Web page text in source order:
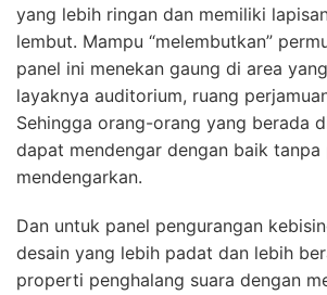
yang lebih ringan dan memiliki
lembut. Mampu “melembutkan”
panel ini menekan gaung di area
layaknya auditorium, ruang
Sehingga orang-orang yang berada
dapat mendengar dengan baik tanpa
mendengarkan.
Dan untuk panel pengurangan
desain yang lebih padat dan lebih
properti penghalang suara dengan